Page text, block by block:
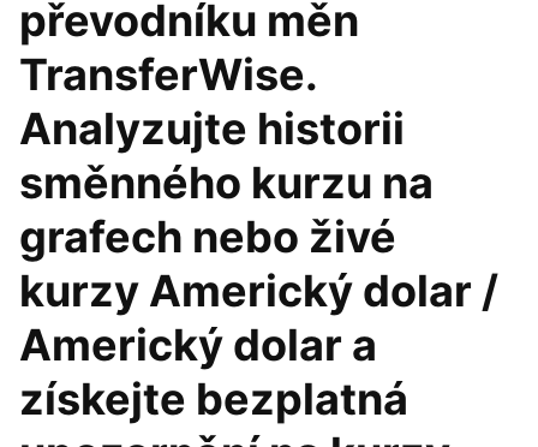
převodníku měn
TransferWise.
Analyzujte historii
směnného kurzu na
grafech nebo živé
kurzy Americký dolar /
Americký dolar a
získejte bezplatná